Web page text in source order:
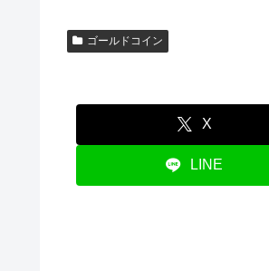
ゴールドコイン
X
LINE